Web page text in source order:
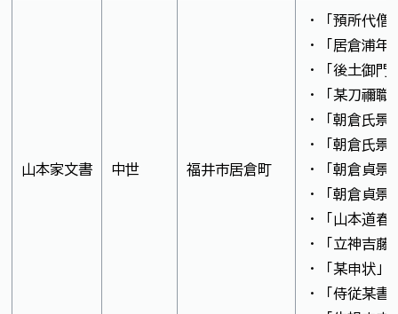
山本家文書 中世 福井市居倉町
・「預所代僧
・「居倉浦年
・「後土御門
・「某刀禰職
・「朝倉氏景
・「朝倉氏景
・「朝倉貞景
・「朝倉貞景
・「山本道春
・「立神吉藤
・「某申状」
・「侍従某書